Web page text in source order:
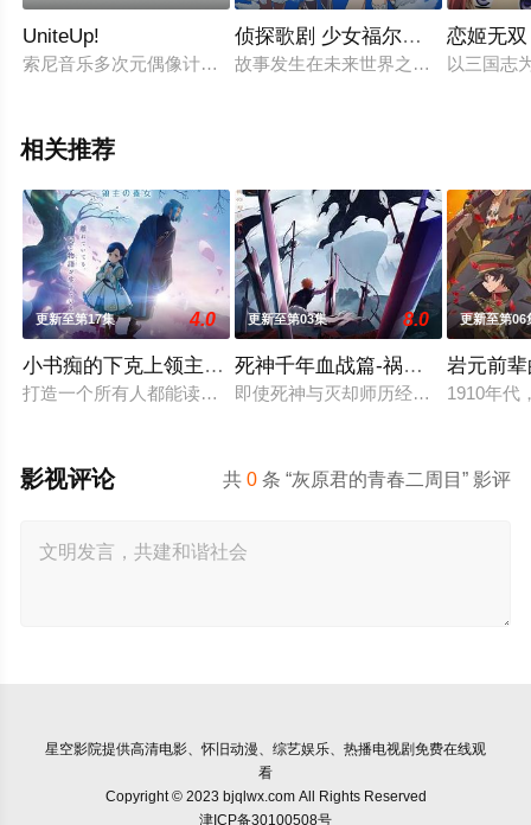
UniteUp!
索尼音乐多次元偶像计划「UniteUp!」TV动画化 2023年1月开播
侦探歌剧 少女福尔摩斯第1季
故事发生在未来世界之中，在那里，
恋姬无双
以三国志
相关推荐
更新至第17集 4.0
小书痴的下克上领主的养女
打造一个所有人都能读到书的世界成为神殿的青衣见习巫女的梅
更新至第03集 8.0
死神千年血战篇-祸进谭-
即使死神与灭却师历经千年的血战尽
更新至第06
岩元前
1910年代
共0 条 “灰原君的青春二周目” 影评
影视评论
星空影院提供高清电影、怀旧动漫、综艺娱乐、热播电视剧免费在线观
看
Copyright © 2023 bjqlwx.com All Rights Reserved
津ICP备30100508号